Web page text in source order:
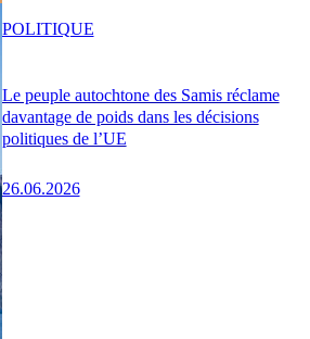
Le peuple autochtone des Samis réclame
davantage de poids dans les décisions
politiques de l’UE
26.06.2026
POLITIQUE